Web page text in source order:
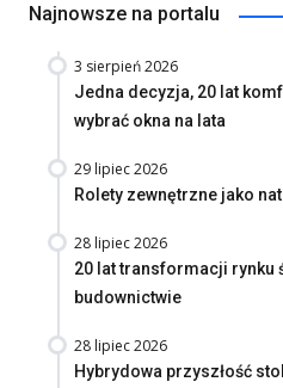
Najnowsze na portalu
3 sierpień 2026
Jedna decyzja, 20 lat
wybrać okna na lata
29 lipiec 2026
Rolety zewnętrzne jako
28 lipiec 2026
20 lat transformacji rynku
budownictwie
28 lipiec 2026
Hybrydowa przyszłość